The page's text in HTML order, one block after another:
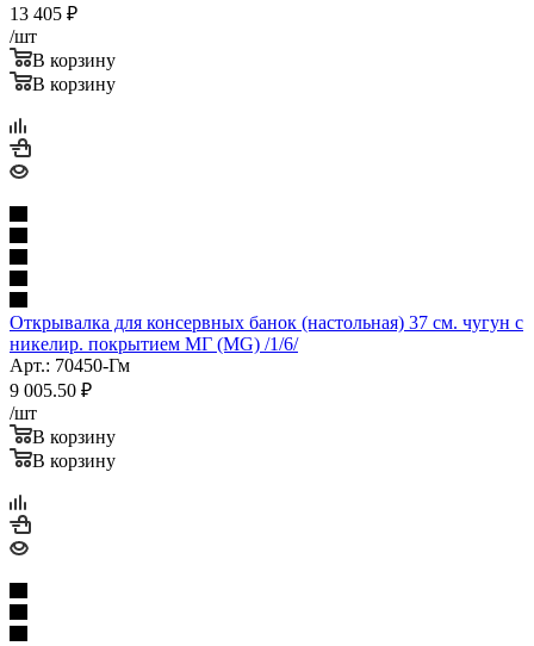
13 405 ₽
/шт
В корзину
В корзину
Открывалка для консервных банок (настольная) 37 см. чугун с
никелир. покрытием МГ (MG) /1/6/
Арт.: 70450-Гм
9 005.50 ₽
/шт
В корзину
В корзину